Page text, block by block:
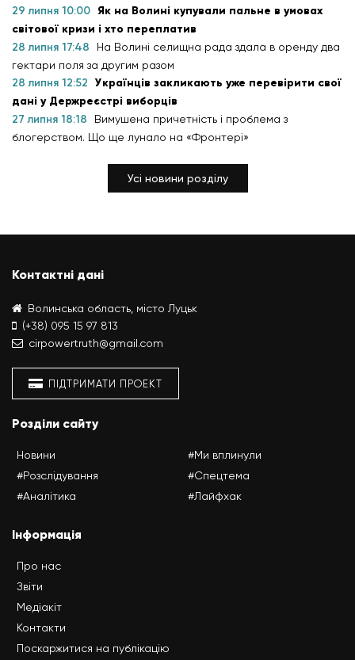
29 липня 10:00 Як на Волині купували пальне в умовах
світової кризи і хто переплатив
28 липня 17:48
На Волині селищна рада здала в оренду два
гектари поля за другим разом
28 липня 12:52 Українців закликають уже перевірити свої
дані у Держреєстрі виборців
27 липня 18:18
Вимушена причетність і проблема з
блогерством. Що ще лунало на «Фронтері»
Усі новини розділу
Контактні дані
Волинська область, місто Луцьк
(+38) 095 15 97 813
cirpowertruth@gmail.com
ПІДТРИМАТИ ПРОЕКТ
Розділи сайту
Новини
#Розслідування
#Аналітика
#Ми вплинули
#Спецтема
#Лайфхак
Інформація
Про нас
Звіти
Медіакіт
Контакти
Поскаржитися на публікацію